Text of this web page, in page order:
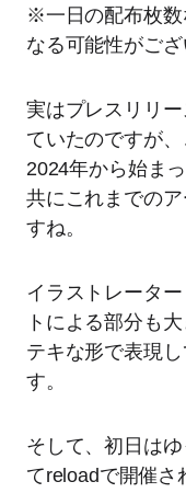
※一日の配布枚数
なる可能性がご
実はプレスリリ
ていたのですが
2024年から始ま
共にこれまでの
すね。
イラストレータ
トによる部分も
テキな形で表現
す。
そして、初日は
てreloadで開催さ